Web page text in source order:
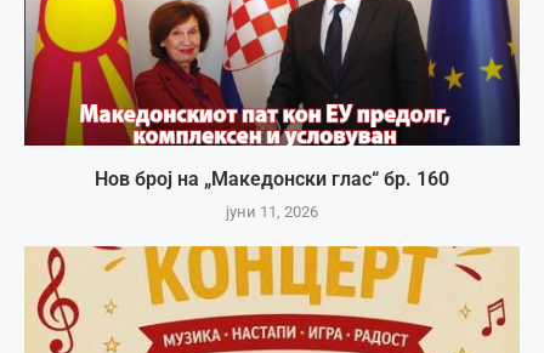
Нов број на „Македонски глас“ бр. 160
јуни 11, 2026